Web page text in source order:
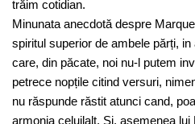
trăim cotidian.
Minunata anecdotă despre
spiritul superior de ambele părți,
care, din păcate, noi nu-l putem
petrece nopțile citind versuri,
nu răspunde răstit atunci cand,
armonia celuilalt. Și, asemenea